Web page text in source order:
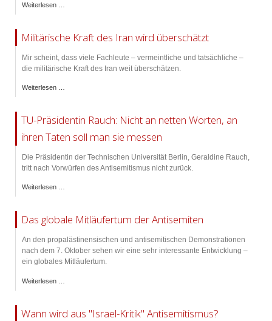
Weiterlesen …
Militärische Kraft des Iran wird überschätzt
Mir scheint, dass viele Fachleute – vermeintliche und tatsächliche –
die militärische Kraft des Iran weit überschätzen.
Weiterlesen …
TU-Präsidentin Rauch: Nicht an netten Worten, an
ihren Taten soll man sie messen
Die Präsidentin der Technischen Universität Berlin, Geraldine Rauch,
tritt nach Vorwürfen des Antisemitismus nicht zurück.
Weiterlesen …
Das globale Mitläufertum der Antisemiten
An den propalästinensischen und antisemitischen Demonstrationen
nach dem 7. Oktober sehen wir eine sehr interessante Entwicklung –
ein globales Mitläufertum.
Weiterlesen …
Wann wird aus "Israel-Kritik" Antisemitismus?